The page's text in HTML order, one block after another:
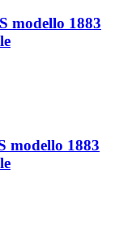
modello 1883
modello 1883